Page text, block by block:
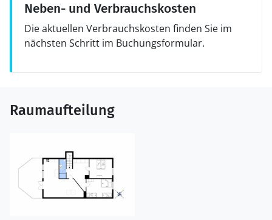
Neben- und Verbrauchskosten
Die aktuellen Verbrauchskosten finden Sie im
nächsten Schritt im Buchungsformular.
Raumaufteilung